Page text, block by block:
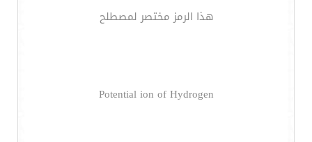
هذا الرمز مختصر لمصطلح
Potential ion of Hydrogen